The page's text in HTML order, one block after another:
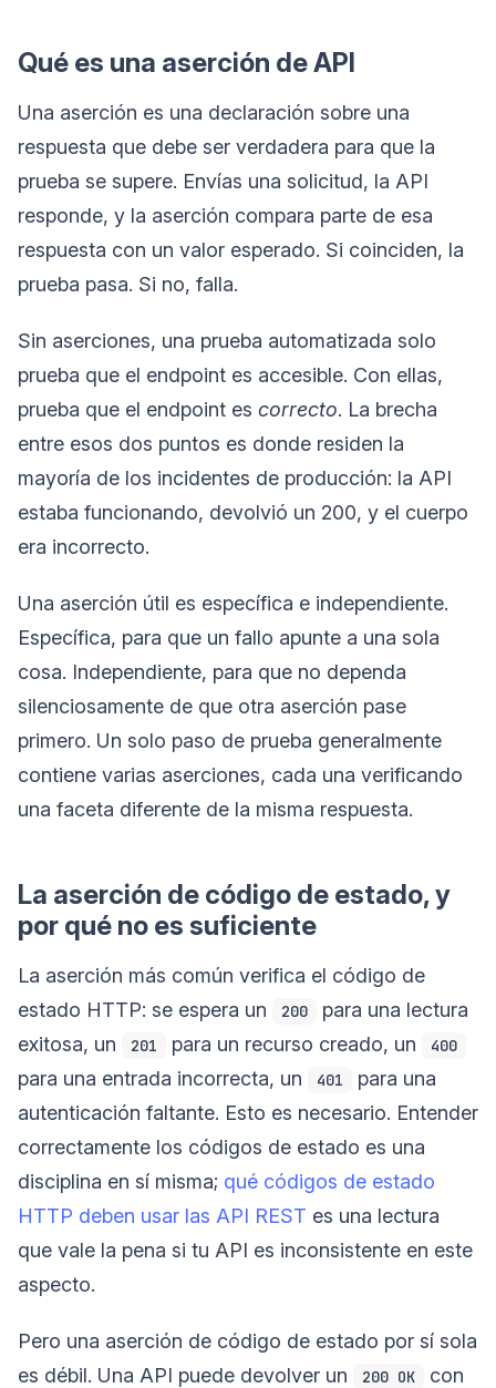
Qué es una aserción de API
Una aserción es una declaración sobre una
respuesta que debe ser verdadera para que la
prueba se supere. Envías una solicitud, la API
responde, y la aserción compara parte de esa
respuesta con un valor esperado. Si coinciden, la
prueba pasa. Si no, falla.
Sin aserciones, una prueba automatizada solo
prueba que el endpoint es accesible. Con ellas,
prueba que el endpoint es correcto. La brecha
entre esos dos puntos es donde residen la
mayoría de los incidentes de producción: la API
estaba funcionando, devolvió un 200, y el cuerpo
era incorrecto.
Una aserción útil es específica e independiente.
Específica, para que un fallo apunte a una sola
cosa. Independiente, para que no dependa
silenciosamente de que otra aserción pase
primero. Un solo paso de prueba generalmente
contiene varias aserciones, cada una verificando
una faceta diferente de la misma respuesta.
La aserción de código de estado, y
por qué no es suficiente
La aserción más común verifica el código de
estado HTTP: se espera un
200
para una lectura
exitosa, un
201 para un recurso creado, un 400
para una entrada incorrecta, un 401
para una
autenticación faltante. Esto es necesario. Entender
correctamente los códigos de estado es una
disciplina en sí misma; qué códigos de estado
HTTP deben usar las API REST es una lectura
que vale la pena si tu API es inconsistente en este
aspecto.
Pero una aserción de código de estado por sí sola
es débil. Una API puede devolver un
200 OK
con